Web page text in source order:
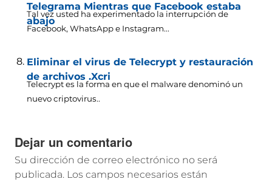
Telegrama Mientras que Facebook estaba
abajo
Tal vez usted ha experimentado la interrupción de
Facebook, WhatsApp e Instagram...
Eliminar el virus de Telecrypt y restauración
de archivos .Xcri
Telecrypt es la forma en que el malware denominó un
nuevo criptovirus..
Dejar un comentario
Su dirección de correo electrónico no será
publicada. Los campos necesarios están